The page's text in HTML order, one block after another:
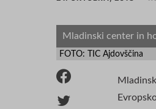
Mladinski center in
FOTO: TIC Ajdovščina